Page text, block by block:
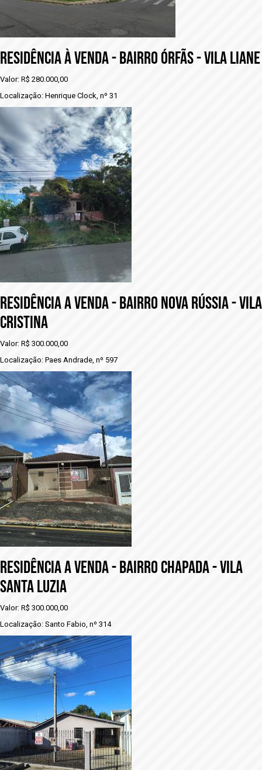
RESIDÊNCIA À VENDA - BAIRRO ÓRFÃS - VILA LIANE
Valor: R$ 280.000,00
Localização: Henrique Clock, nº 31
Residência a venda - BAIRRO NOVA RÚSSIA - VILA
CRISTINA
Valor: R$ 300.000,00
Localização: Paes Andrade, nº 597
RESIDÊNCIA A VENDA - BAIRRO CHAPADA - VILA
SANTA LUZIA
Valor: R$ 300.000,00
Localização: Santo Fabio, nº 314